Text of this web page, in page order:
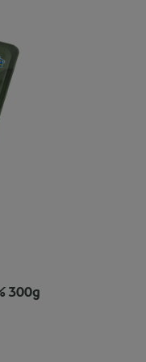
300g